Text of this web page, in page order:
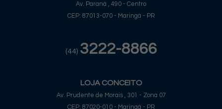
Av. Paraná , 490 - Centro
CEP: 87013-070 - Maringá - PR
(44) 3222-8866
LOJA CONCEITO
Av. Prudente de Morais , 301 - Zona 07
CEP: 87020-010 - Maringá - PR